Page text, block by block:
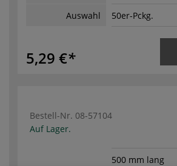
Auswahl
50er-Pckg.
5,29 €
Bestell-Nr. 08-57104
Auf Lager.
500 mm lang